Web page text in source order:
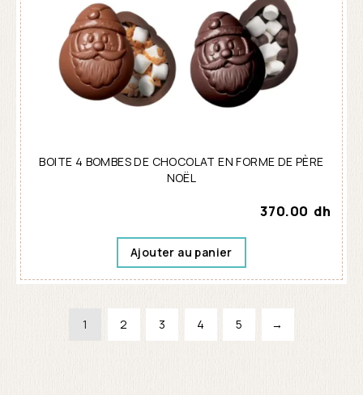
BOITE 4 BOMBES DE CHOCOLAT EN FORME DE PÈRE
NOËL
370.00 dh
Ajouter au panier
1 2 3 4 5 →